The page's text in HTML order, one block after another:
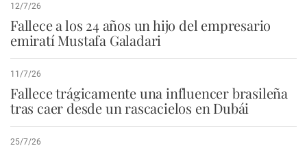
12/7/26
Fallece a los 24 años un hijo del empresario
emiratí Mustafa Galadari
11/7/26
Fallece trágicamente una influencer brasileña
tras caer desde un rascacielos en Dubái
25/7/26